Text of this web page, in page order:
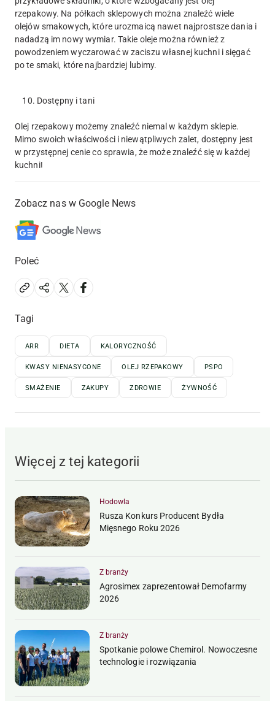
rzepakowy. Na półkach sklepowych można znaleźć wiele
olejów smakowych, które urozmaicą nawet najprostsze dania i
nadadzą im nowy wymiar. Takie oleje można również z
powodzeniem wyczarować w zaciszu własnej kuchni i sięgać
po te smaki, które najbardziej lubimy.
10. Dostępny i tani
Olej rzepakowy możemy znaleźć niemal w każdym sklepie.
Mimo swoich właściwości i niewątpliwych zalet, dostępny jest
w przystępnej cenie co sprawia, że może znaleźć się w każdej
kuchni!
Zobacz nas w Google News
Poleć
Tagi
ARR DIETA KALORYCZNOŚĆ
KWASY NIENASYCONE OLEJ RZEPAKOWY PSPO
SMAŻENIE ZAKUPY ZDROWIE ŻYWNOŚĆ
Więcej z tej kategorii
Hodowla
Rusza Konkurs Producent Bydła
Mięsnego Roku 2026
Z branży
Agrosimex zaprezentował Demofarmy
2026
Z branży
Spotkanie polowe Chemirol. Nowoczesne
technologie i rozwiązania